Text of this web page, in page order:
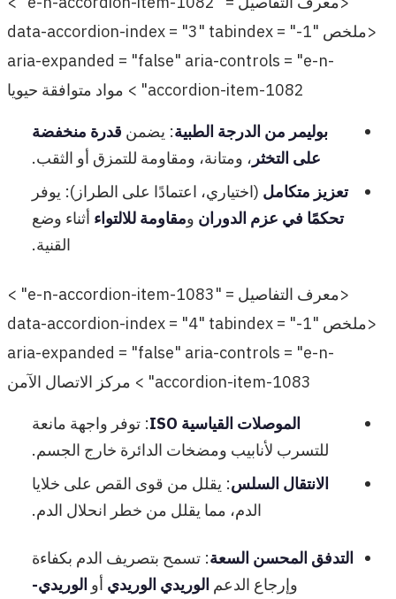
<ملخص data-accordion-index = "3" tabindex = "-1"
aria-expanded = "false" aria-controls = "e-n-
accordion-item-1082" > مواد متوافقة حيويا
بوليمر من الدرجة الطبية: يضمن قدرة منخفضة
على التخثر ، ومتانة، ومقاومة للتمزق أو الثقب.
تعزيز متكامل (اختياري، اعتمادًا على الطراز): يوفر
تحكمًا في عزم الدوران ومقاومة للالتواء أثناء وضع
القنية.
<معرف التفاصيل = "e-n-accordion-item-1083" >
<ملخص data-accordion-index = "4" tabindex = "-1"
aria-expanded = "false" aria-controls = "e-n-
accordion-item-1083" > مركز الاتصال الآمن
الموصلات القياسية ISO
: توفر واجهة مانعة
للتسرب لأنابيب ومضخات الدائرة خارج الجسم.
الانتقال السلس: يقلل من قوى القص على خلايا
الدم، مما يقلل من خطر انحلال الدم.
التدفق المحسن السعة: تسمح بتصريف الدم بكفاءة
وإرجاع الدعم الوريدي الوريدي أو الوريدي-